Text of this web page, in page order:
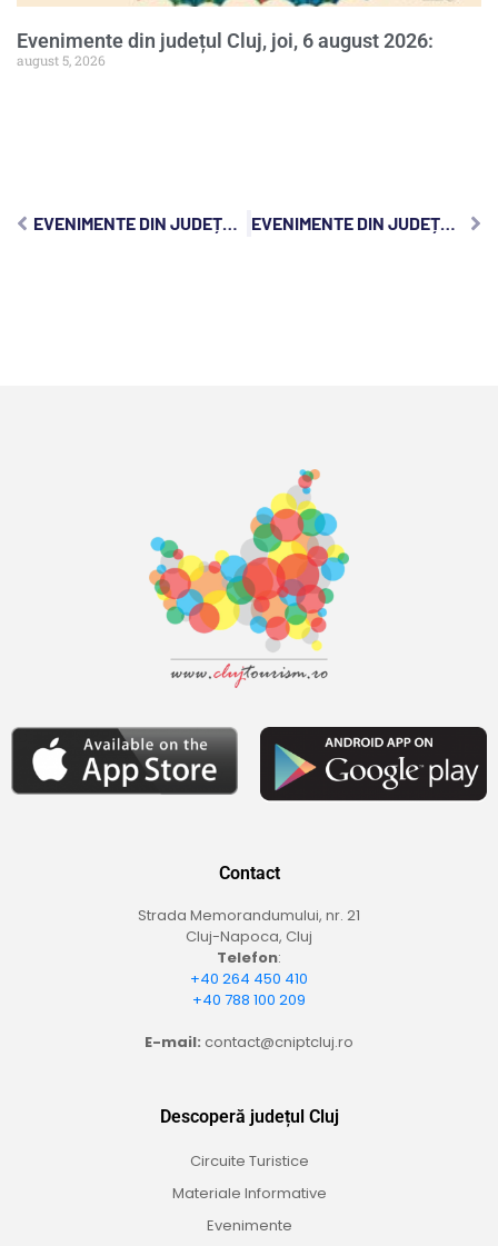
Evenimente din județul Cluj, joi, 6 august 2026:
august 5, 2026
Contact
Strada Memorandumului, nr. 21
Cluj-Napoca, Cluj
Telefon:
+40 264 450 410
+40 788 100 209
E-mail: contact@cniptcluj.ro
Descoperă județul Cluj
Circuite Turistice
Materiale Informative
Evenimente